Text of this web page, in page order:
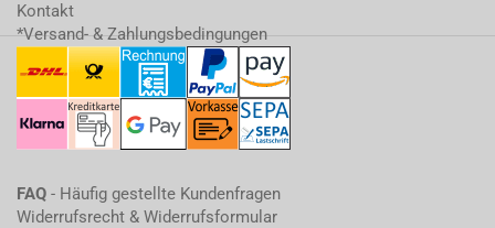
Kontakt
*Versand- & Zahlungsbedingungen
FAQ - Häufig gestellte Kundenfragen
Widerrufsrecht & Widerrufsformular